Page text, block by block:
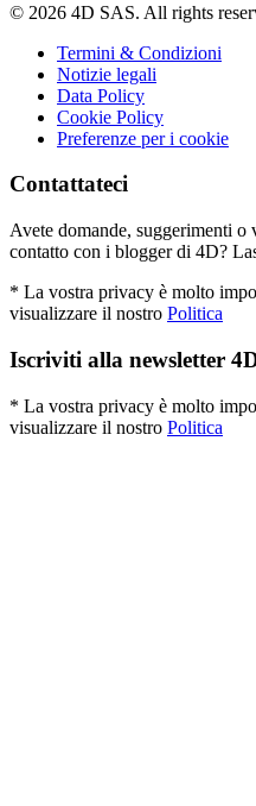
© 2026 4D SAS. All rights
Termini & Condizioni
Notizie legali
Data Policy
Cookie Policy
Preferenze per i cookie
Contattateci
Avete domande, suggerimenti o
contatto con i blogger di 4D?
* La vostra privacy è molto
visualizzare il nostro Politica
Iscriviti alla newsletter
* La vostra privacy è molto
visualizzare il nostro Politica